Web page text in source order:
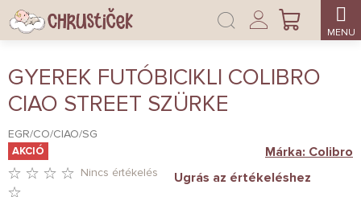
Ugrás
fő
KOSÁR
Bejelentkezés
GYEREK FUTÓBICIKLI COLIBRO
CIAO STREET SZÜRKE
EGR/CO/CIAO/SG
AKCIÓ
Nincs értékelés Ugrás az értékeléshez
Márka: Colibro